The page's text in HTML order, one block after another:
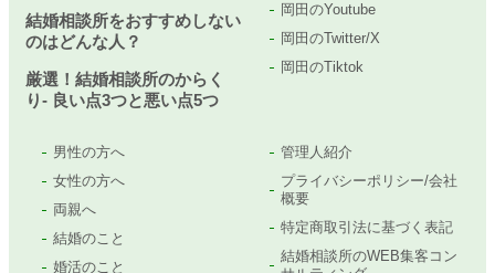
結婚相談所をおすすめしない
のはどんな人？
厳選！結婚相談所のからく
り- 良い点3つと悪い点5つ
岡田のYoutube
岡田のTwitter/X
岡田のTiktok
男性の方へ
女性の方へ
両親へ
結婚のこと
婚活のこと
管理人紹介
プライバシーポリシー/会社
概要
特定商取引法に基づく表記
結婚相談所のWEB集客コン